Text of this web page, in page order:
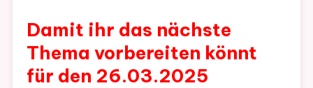
Damit ihr das nächste
Thema vorbereiten könnt
für den 26.03.2025